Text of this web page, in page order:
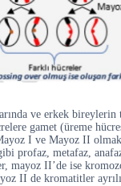
ve erkek
gamet (üreme
I ve Mayoz II olmak
profaz, metafaz,
mayoz II’de ise
II de kromatitler